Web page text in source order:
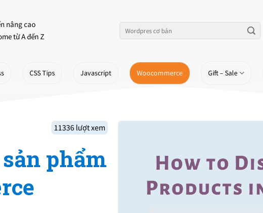
nâng cao
từ A đến Z
CSS Tips Javascript Woocommerce Gift – Sale
11336 lượt xem
phẩm